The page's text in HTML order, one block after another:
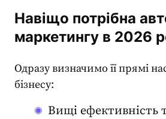
Навіщо потрібна
маркетингу в 2026
Одразу визначимо її прямі
бізнесу:
Вищі ефективність